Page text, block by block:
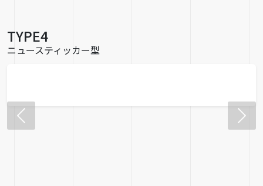
TYPE4
ニュースティッカー型
Previous Next